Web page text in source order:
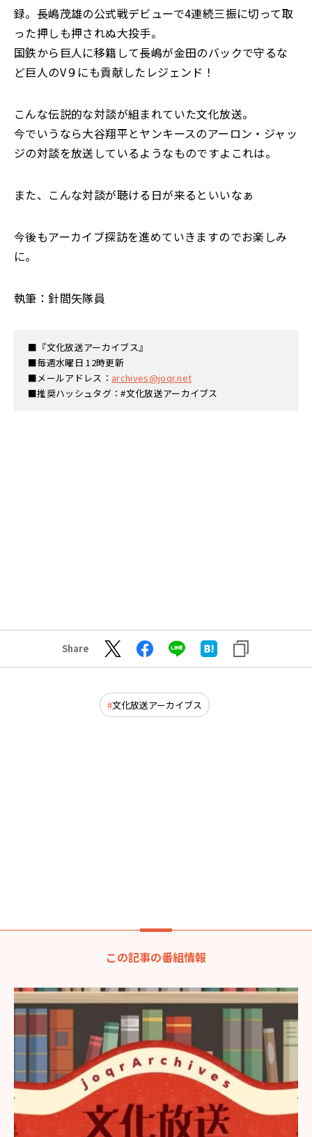
録。長嶋茂雄の公式戦デビューで4連続三振に切って取
った押しも押されぬ大投手。
国鉄から巨人に移籍して長嶋が金田のバックで守るな
ど巨人のV９にも貢献したレジェンド！
こんな伝説的な対談が組まれていた文化放送。
今でいうなら大谷翔平とヤンキースのアーロン・ジャッ
ジの対談を放送しているようなものですよこれは。
また、こんな対談が聴ける日が来るといいなぁ
今後もアーカイブ探訪を進めていきますのでお楽しみ
に。
執筆：針間矢隊員
■『文化放送アーカイブス』
■毎週水曜日 12時更新
■メールアドレス： archives@joqr.net
■推奨ハッシュタグ：#文化放送アーカイブス
Share
文化放送アーカイブス
この記事の番組情報